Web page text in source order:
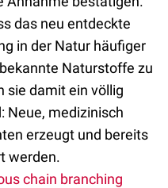
das neu entdeckte
in der Natur häufiger
Naturstoffe zu
sie damit ein völlig
Neue, medizinisch
erzeugt und bereits
werden.
chain branching